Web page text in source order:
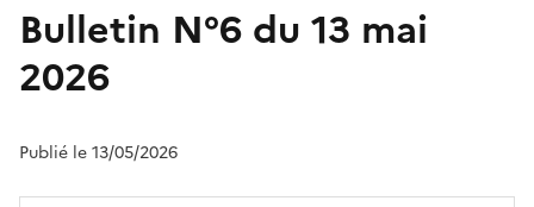
Bulletin N°6 du 13 mai
2026
Publié le 13/05/2026